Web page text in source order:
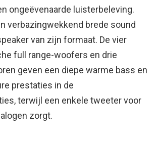
ongeëvenaarde luisterbeleving.
verbazingwekkend brede sound
van zijn formaat. De vier
full range-woofers en drie
geven een diepe warme bass en
prestaties in de
terwijl een enkele tweeter voor
zorgt.